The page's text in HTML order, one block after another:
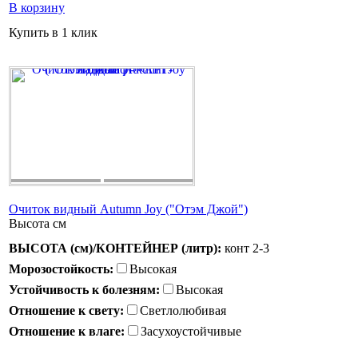
В корзину
Купить в 1 клик
Очиток видный Autumn Joy ("Отэм Джой")
Высота см
ВЫСОТА (см)/КОНТЕЙНЕР (литр): конт 2-3
Морозостойкость:
Высокая
Устойчивость к болезням:
Высокая
Отношение к свету:
Светлолюбивая
Отношение к влаге:
Засухоустойчивые